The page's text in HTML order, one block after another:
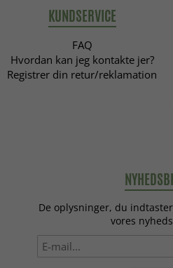
KUNDSERVICE
FAQ
Hvordan kan jeg kontakte jer?
Registrer din retur/reklamation
De oplysninger, du
vores